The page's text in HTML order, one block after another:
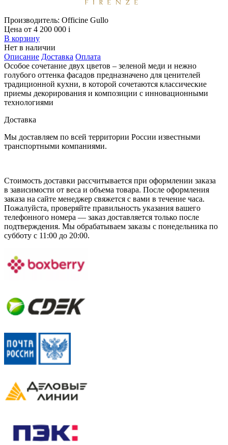
Производитель: Officine Gullo
Цена от 4 200 000 i
В корзину
Нет в наличии
Описание Доставка Оплата
Особое сочетание двух цветов – зеленой меди и нежно
голубого оттенка фасадов предназначено для ценителей
традиционной кухни, в которой сочетаются классические
приемы декорирования и композиции с инновационными
технологиями
Доставка
Мы доставляем по всей территории России известными
транспортными компаниями.
Стоимость доставки рассчитывается при оформлении заказа
в зависимости от веса и объема товара. После оформления
заказа на сайте менеджер свяжется с вами в течение часа.
Пожалуйста, проверяйте правильность указания вашего
телефонного номера — заказ доставляется только после
подтверждения. Мы обрабатываем заказы с понедельника по
субботу с 11:00 до 20:00.